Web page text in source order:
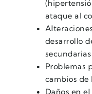
ataque al
desarrollo
Problemas
cambios de
Daños en